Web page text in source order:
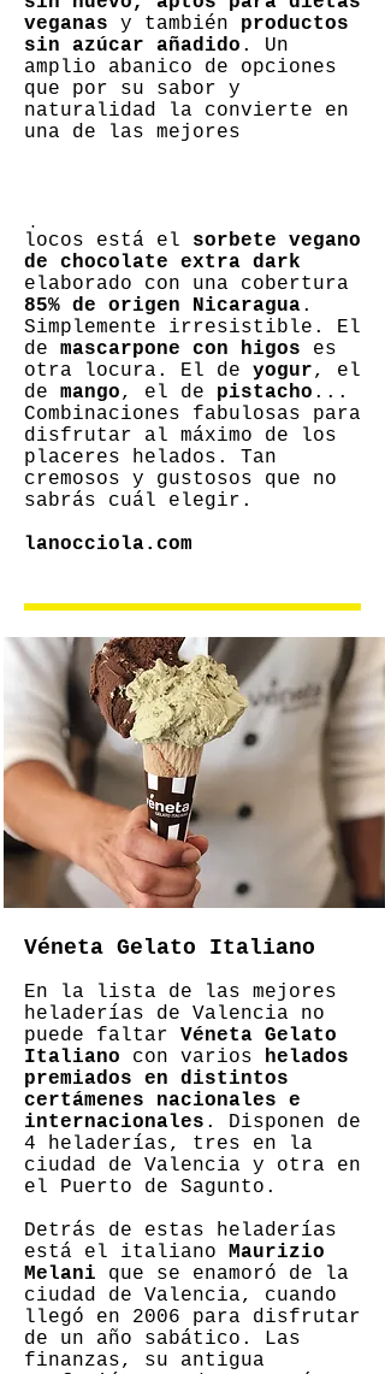
veganas y también productos
sin azúcar añadido . Un
amplio abanico de opciones
que por su sabor y
naturalidad la convierte en
una de las mejores
locos está el sorbete vegano
de chocolate extra dark
elaborado con una cobertura
85% de origen Nicaragua.
Simplemente irresistible. El
de mascarpone con higos es
otra locura. El de yogur, el
de mango, el de pistacho ...
Combinaciones fabulosas para
disfrutar al máximo de los
placeres helados. Tan
cremosos y gustosos que no
sabrás cuál elegir.
lanocciola.com
Véneta Gelato Italiano
En la lista de las mejores
heladerías de Valencia no
puede faltar Véneta Gelato
Italiano con varios helados
premiados en distintos
certámenes nacionales e
internacionales . Disponen de
4 heladerías, tres en la
ciudad de Valencia y otra en
el Puerto de Sagunto.
Detrás de estas heladerías
está el italiano Maurizio
Melani que se enamoró de la
ciudad de Valencia, cuando
llegó en 2006 para disfrutar
de un año sabático. Las
finanzas, su antigua